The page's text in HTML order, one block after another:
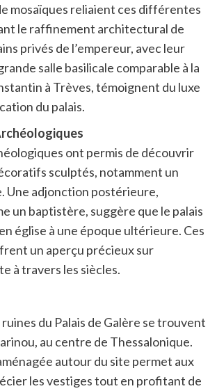
mosaïques reliaient ces différentes
le raffinement architectural de
privés de l’empereur, avec leur
salle basilicale comparable à la
à Trèves, témoignent du luxe
du palais.
ont permis de découvrir
sculptés, notamment un
Une adjonction postérieure,
un baptistère, suggère que le palais
église à une époque ultérieure. Ces
un aperçu précieux sur
à travers les siècles.
du Palais de Galère se trouvent
au centre de Thessalonique.
autour du site permet aux
les vestiges tout en profitant de